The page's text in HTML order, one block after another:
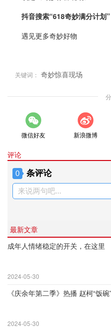
抖音搜索“618奇妙满分计划”
遇见更多奇妙好物
关键词： 奇妙惊喜现场
微信好友 新浪微博
评论
0 条评论
来说两句吧...
最新文章
成年人情绪稳定的开关，在这里
2024-05-30
《庆余年第二季》热播 赵柯“饭
2024-05-30